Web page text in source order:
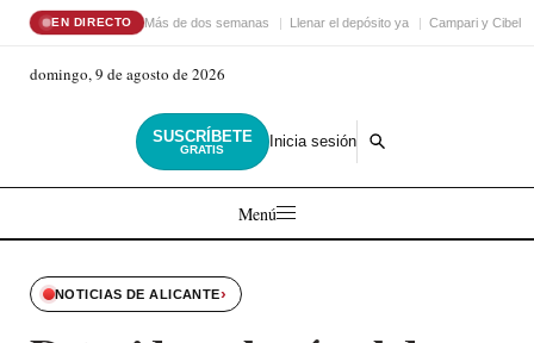
EN DIRECTO Más de dos semanas Llenar el depósito ya Campari y
domingo, 9 de agosto de 2026
SUSCRÍBETE
GRATIS Inicia sesión
Menú
NOTICIAS DE ALICANTE›